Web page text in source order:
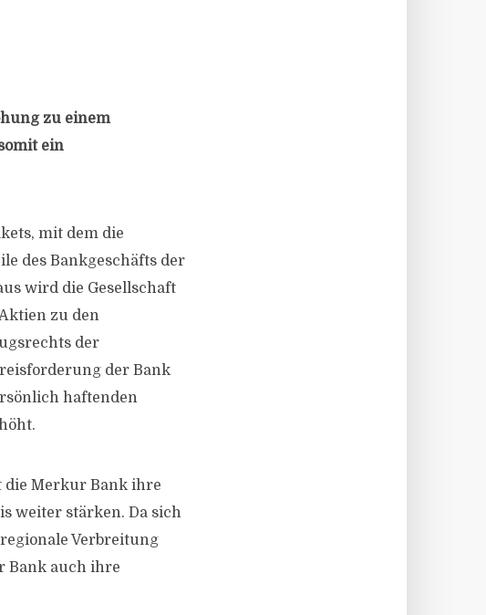
zu einem
ein
mit dem die
des Bankgeschäfts der
wird die Gesellschaft
zu den
der
der Bank
haftenden
die Merkur Bank ihre
weiter stärken. Da sich
Verbreitung
Bank auch ihre